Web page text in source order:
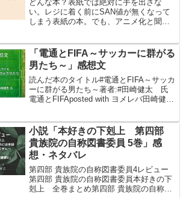
どんな本？表紙では絶対に手を出さな
い。レジに着く前にSAN値が無くなって
しまう表紙の本。でも、アニメ化と聞い
イラストは違和感あり。まぁ、見なけれ
ば問題ない。そして、ス...
「電通とFIFA～サッカーに群がる
男たち～」感想文
読んだ本のタイトル#電通とFIFA～サッカ
ーに群がる男たち～著者:#田崎健太 氏
電通とFIFAposted with ヨメレバ田崎健太
hontoで購入...
小説「本好きの下剋上 第四部
貴族院の自称図書委員 5巻」感
想・ネタバレ
第四部 貴族院の自称図書委員4レビュー
第四部 貴族院の自称図書委員本好きの下
剋上 全巻まとめ第四部 貴族院の自称図